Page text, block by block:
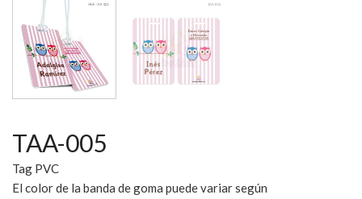
TAA-005
Tag PVC
El color de la banda de goma puede variar según